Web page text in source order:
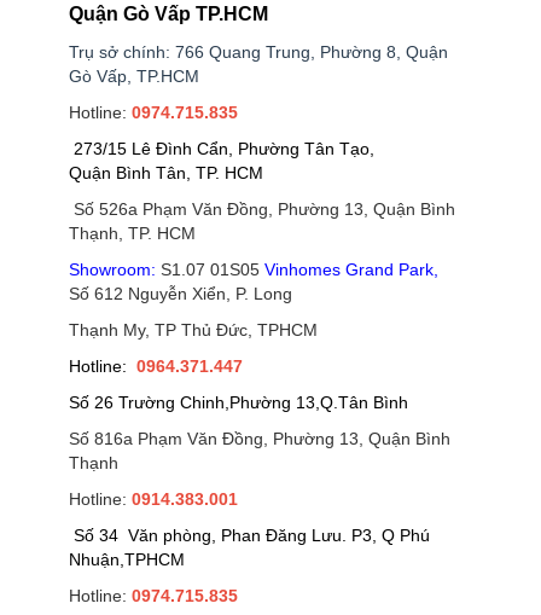
Quận Gò Vấp TP.HCM
Trụ sở chính: 766 Quang Trung, Phường 8, Quận
Gò Vấp, TP.HCM
Hotline: 0974.715.835
273/15 Lê Đình Cẩn, Phường Tân Tạo,
Quận Bình Tân, TP. HCM
Số 526a Phạm Văn Đồng, Phường 13, Quận Bình
Thạnh, TP. HCM
Showroom: S1.07 01S05 Vinhomes Grand Park
Số 612 Nguyễn Xiển, P. Long
Thạnh My, TP Thủ Đức, TPHCM
Hotline: 0964.371.447
Số 26 Trường Chinh,Phường 13,Q.Tân Bình
Số 816a Phạm Văn Đồng, Phường 13, Quận Bình
Thạnh
Hotline: 0914.383.001
Số 34 Văn phòng, Phan Đăng Lưu. P3, Q Phú
Nhuận,TPHCM
Hotline: 0974.715.835